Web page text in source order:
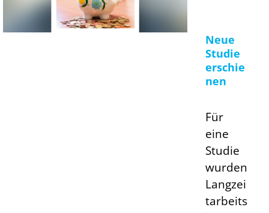
Neue
Studie
erschie
nen
Für
eine
Studie
wurden
Langzei
tarbeits